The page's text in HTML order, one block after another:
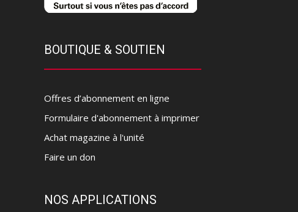
BOUTIQUE & SOUTIEN
Offres d’abonnement en ligne
Formulaire d'abonnement à imprimer
Achat magazine à l'unité
Faire un don
NOS APPLICATIONS